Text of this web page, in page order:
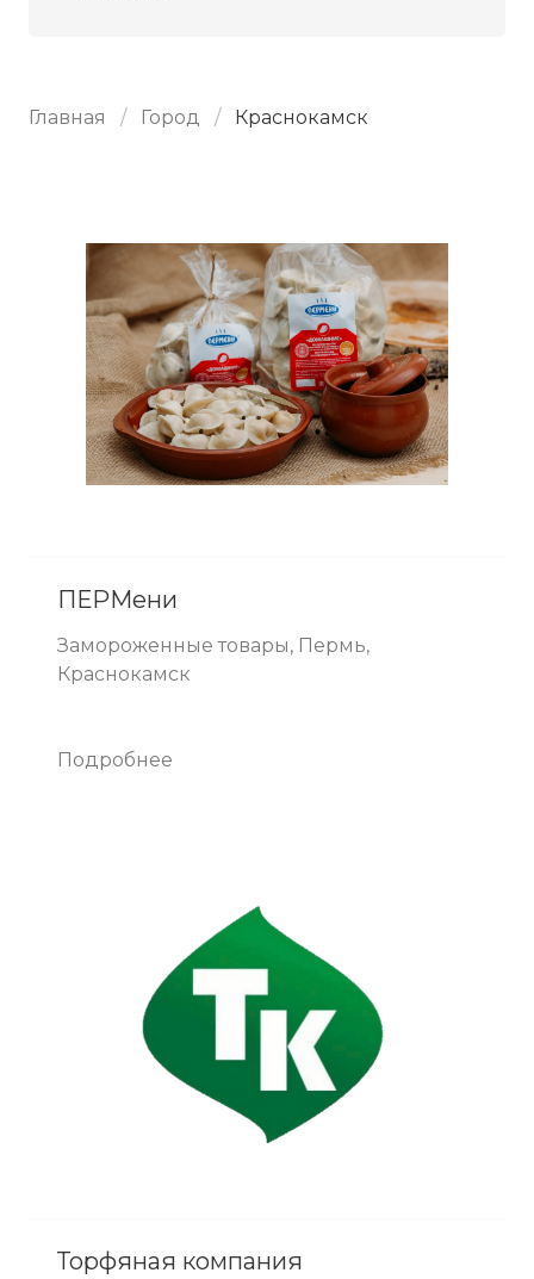
Главная Город Краснокамск
ПЕРМени
Замороженные товары, Пермь,
Краснокамск
Подробнее
Торфяная компания